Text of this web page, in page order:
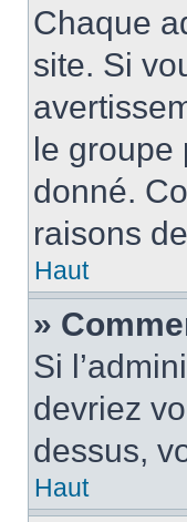
Chaque
site. Si
le groupe
donné.
raisons
Haut
»
Si
devriez
dessus,
Haut